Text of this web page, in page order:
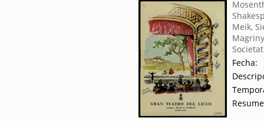
Meik,
Fecha: